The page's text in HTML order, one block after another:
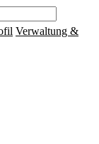
Verwaltung &